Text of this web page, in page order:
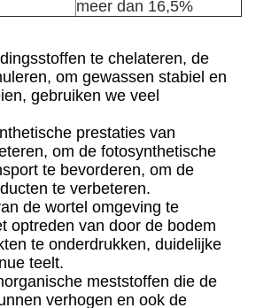
meer dan 16,5%
te chelateren, de
om gewassen stabiel en
gebruiken we veel
prestaties van
om de fotosynthetische
te bevorderen, om de
te verbeteren.
de wortel omgeving te
optreden van door de bodem
te onderdrukken, duidelijke
teelt.
meststoffen die de
verhogen en ook de